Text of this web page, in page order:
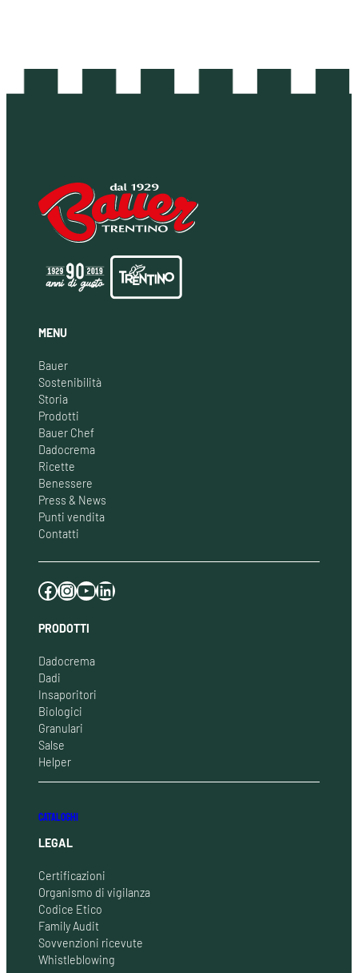
MENU
Bauer
Sostenibilità
Storia
Prodotti
Bauer Chef
Dadocrema
Ricette
Benessere
Press & News
Punti vendita
Contatti
Facebook Instagram YouTube LinkedIn
PRODOTTI
Dadocrema
Dadi
Insaporitori
Biologici
Granulari
Salse
Helper
CATALOGHI
LEGAL
Certificazioni
Organismo di vigilanza
Codice Etico
Family Audit
Sovvenzioni ricevute
Whistleblowing